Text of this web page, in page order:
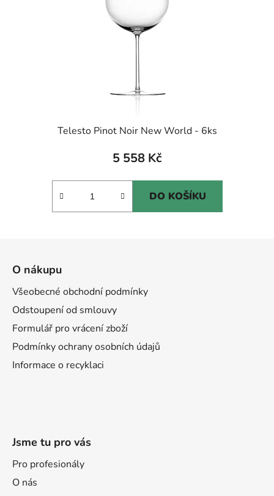
Telesto Pinot Noir New World - 6ks
5 558 Kč
DO KOŠÍKU
O nákupu
Všeobecné obchodní podmínky
Odstoupení od smlouvy
Formulář pro vrácení zboží
Podmínky ochrany osobních údajů
Informace o recyklaci
Jsme tu pro vás
Pro profesionály
O nás